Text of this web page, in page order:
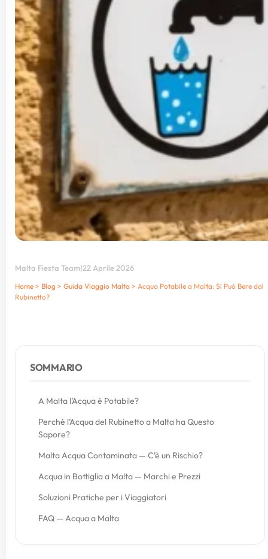
Malta Fiesta Team|22 Aprile 2026
Home > Blog > Guida Viaggio Malta > Acqua Potabile a Malta: Si Può Bere dal
Rubinetto?
SOMMARIO
A Malta l’Acqua è Potabile?
Perché l’Acqua del Rubinetto a Malta ha Questo
Sapore?
Malta Acqua Contaminata — C’è un Rischio?
Acqua in Bottiglia a Malta — Marchi e Prezzi
Soluzioni Pratiche per i Viaggiatori
FAQ — Acqua a Malta